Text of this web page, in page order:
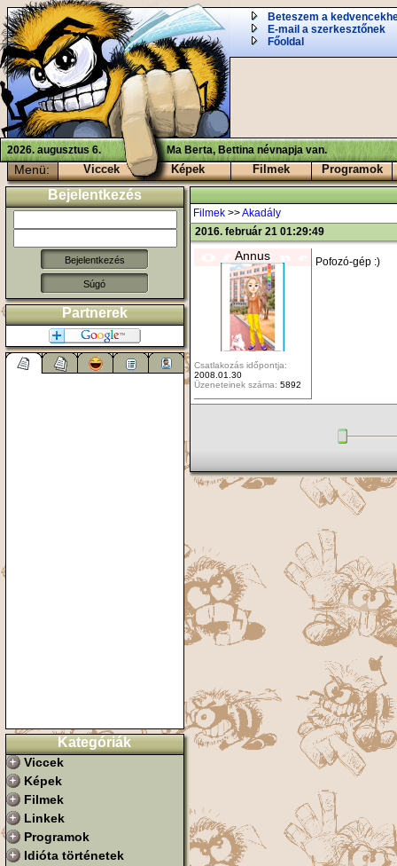
Beteszem a
E-mail a szerkesztőnek
Főoldal
2026. augusztus 6. Ma Berta, Bettina névnapja van.
Menü: Viccek Képek Filmek Programok
Bejelentkezés
Súgó
Partnerek
Kategóriák
Viccek
Képek
Filmek
Linkek
Programok
Idióta történetek
Filmek >>Akadály
2016. február 21 01:29:49
Annus
Csatlakozás időpontja:
2008.01.30
Üzeneteinek száma: 5892
Pofozó-gép :)